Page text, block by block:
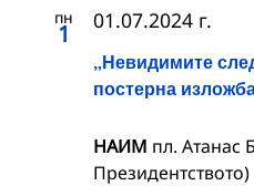
пн
1
„Невидимите
постерна
01.07.2024 г.
НАИМ пл. Атанас
Президентството)